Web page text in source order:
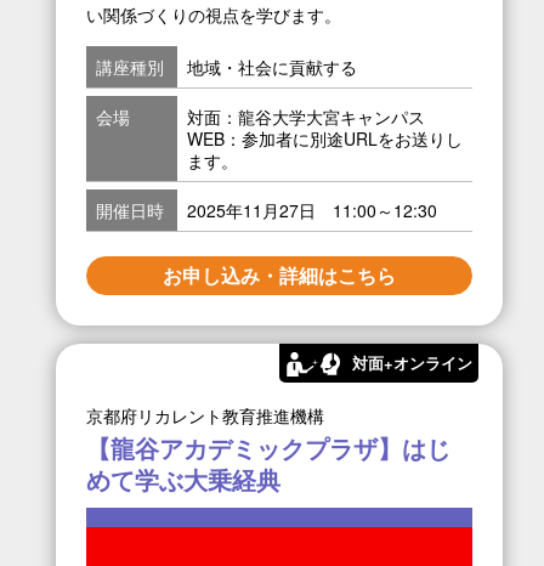
い関係づくりの視点を学びます。
講座種別 地域・社会に貢献する
会場
対面：龍谷大学大宮キャンパス
WEB：参加者に別途URLをお送りし
ます。
開催日時 2025年11月27日 11:00～12:30
お申し込み・詳細はこちら
対面+オンライン
京都府リカレント教育推進機構
【龍谷アカデミックプラザ】はじ
めて学ぶ大乗経典